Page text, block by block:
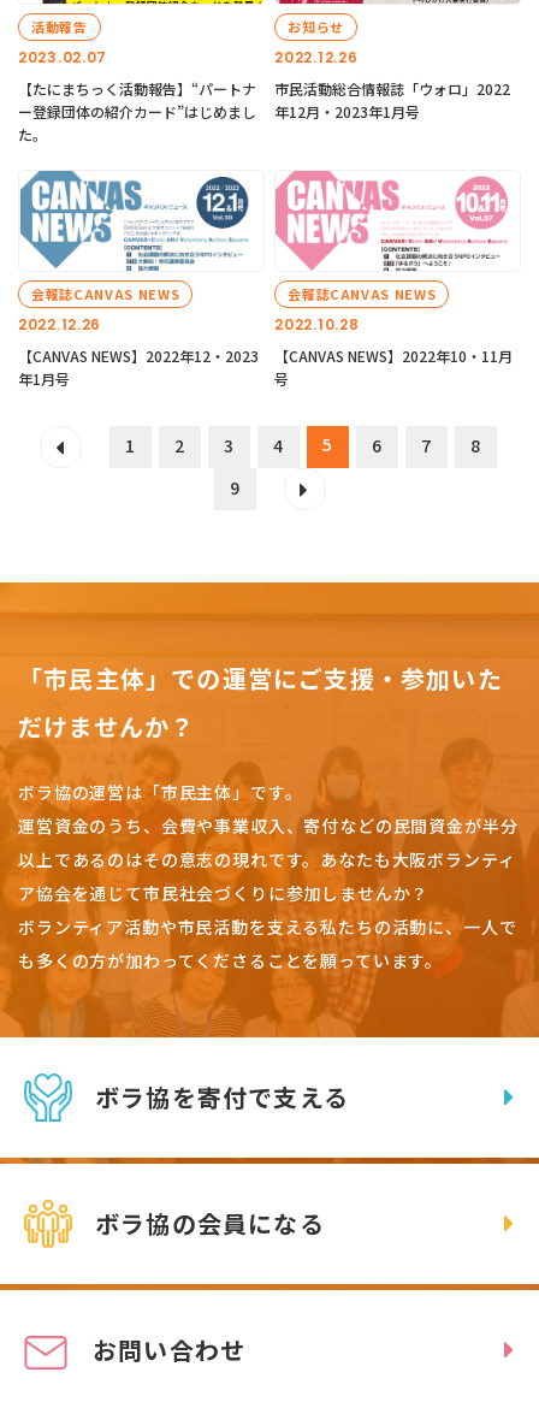
2023.02.07
活動報告
【たにまちっく活動報告】“パートナ
ー登録団体の紹介カード”はじめまし
た。
2022.12.26
お知らせ
市民活動総合情報誌「ウォロ」2022
年12月・2023年1月号
2022.12.26
会報誌CANVAS NEWS
【CANVAS NEWS】2022年12・2023
年1月号
2022.10.28
会報誌CANVAS NEWS
【CANVAS NEWS】2022年10・11月
号
1 2 3 4 5 6 7
8
9
「市民主体」での運営にご支援・参加いた
だけませんか？
ボラ協の運営は「市民主体」です。
運営資金のうち、会費や事業収入、寄付などの民間資金が半分
以上であるのはその意志の現れです。 あなたも大阪ボランティ
ア協会を通じて市民社会づくりに参加しませんか？
ボランティア活動や市民活動を支える私たちの活動に、一人で
も多くの方が加わってくださることを願っています。
ボラ協を寄付で支える
ボラ協の会員になる
お問い合わせ